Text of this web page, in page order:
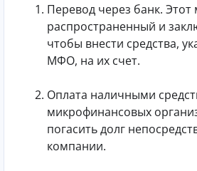
Перевод через банк.
распространенный и
чтобы внести средства,
МФО, на их счет.
Оплата наличными
микрофинансовых
погасить долг
компании.